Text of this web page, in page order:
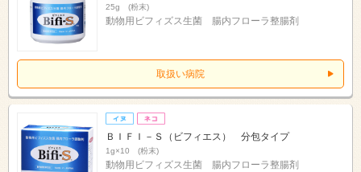
25g (粉末)
動物用ビフィズス生菌 腸内フローラ整腸剤
取扱い病院
ＢＩＦＩ－Ｓ（ビフィエス） 分包タイプ
1g×10 (粉末)
動物用ビフィズス生菌 腸内フローラ整腸剤